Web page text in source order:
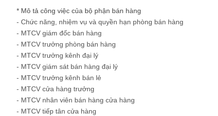
* Mô tả công việc của bộ phận bán hàng
- Chức năng, nhiệm vụ và quyền hạn phòng bán hàng
- MTCV giám đốc bán hàng
- MTCV trưởng phòng bán hàng
- MTCV trưởng kênh đại lý
- MTCV giám sát bán hàng đại lý
- MTCV trưởng kênh bán lẻ
- MTCV cửa hàng trưởng
- MTCV nhân viên bán hàng cửa hàng
- MTCV tiếp tân cửa hàng